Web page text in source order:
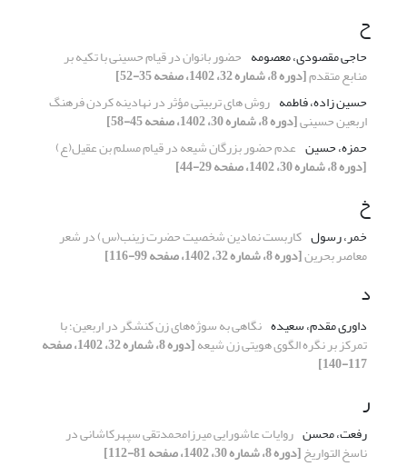
ح
حاجی مقصودی، معصومه حضور بانوان در قیام حسینی با تکیه بر
منابع متقدم[دوره 8، شماره 32، 1402، صفحه 35-52]
حسین زاده، فاطمه روش های تربیتی مؤثر در نهادینه کردن فرهنگ
اربعین حسینی[دوره 8، شماره 30، 1402، صفحه 45-58]
حمزه، حسین عدم حضور بزرگان شیعه در قیام مسلم بن عقیل(ع)
[دوره 8، شماره 30، 1402، صفحه 29-44]
خ
خمر، رسول کاربست نمادین شخصیت حضرت زینب(س) در شعر
معاصر بحرین[دوره 8، شماره 32، 1402، صفحه 99-116]
د
داوری مقدم، سعیده نگاهی به سوژه‌های زن کنشگر در اربعین؛ با
تمرکز بر نگره الگوی هویتی زن شیعه [دوره 8، شماره 32، 1402، صفحه
117-140]
ر
رفعت، محسن روایات عاشورایی میرزامحمدتقی سپهرکاشانی در
ناسخ التواریخ[دوره 8، شماره 30، 1402، صفحه 81-112]